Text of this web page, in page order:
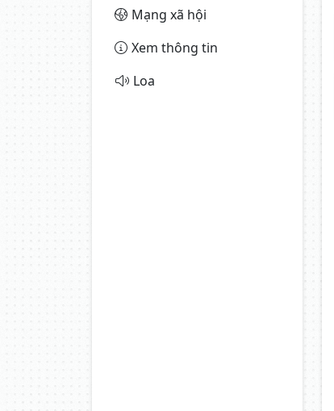
Mạng xã hội
Xem thông tin
Loa